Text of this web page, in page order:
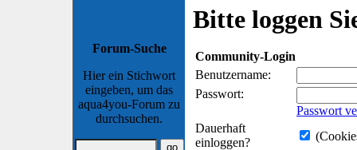
Forum-Suche
Hier ein Stichwort
eingeben, um das
aqua4you-Forum zu
durchsuchen.
Bitte loggen
Community-Login
Benutzername:
Passwort:
Passwort
Dauerhaft
einloggen?